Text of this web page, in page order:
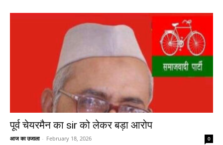
पूर्व चेयरमैन का sir को लेकर बड़ा आरोप
आज का उजाला - February 18, 2026 0